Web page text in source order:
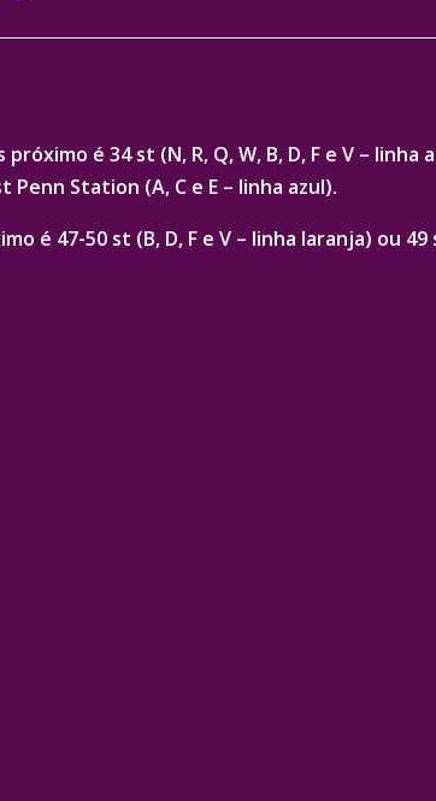
é 34 st (N, R, Q, W, B, D, F e V –
Station (A, C e E – linha azul).
é 47-50 st (B, D, F e V – linha laranja) ou 49